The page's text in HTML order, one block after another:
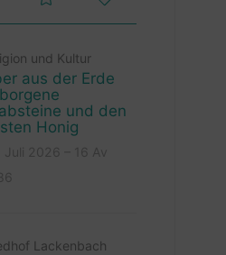
und Kultur
aus der Erde
und den
Honig
Lackenbach